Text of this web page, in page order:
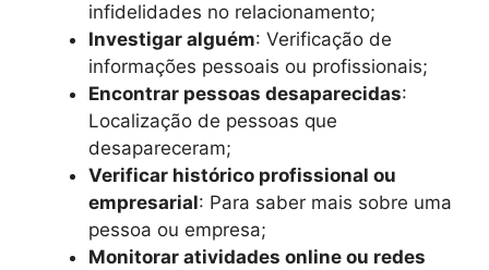
infidelidades no relacionamento;
Investigar alguém: Verificação de
informações pessoais ou profissionais;
Encontrar pessoas desaparecidas:
Localização de pessoas que
desapareceram;
Verificar histórico profissional ou
empresarial: Para saber mais sobre uma
pessoa ou empresa;
Monitorar atividades online ou redes